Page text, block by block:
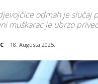
odmah je slučaj
muškarac je ubrzo
18. Augusta 2025.